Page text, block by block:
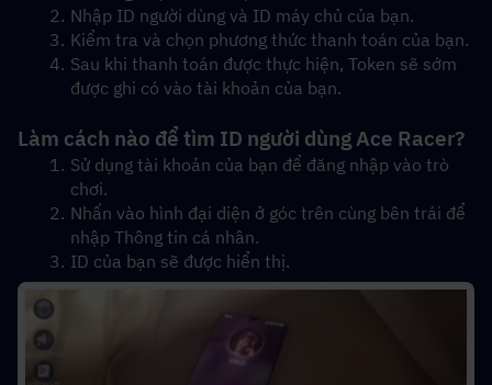
Nhập ID người dùng và ID máy chủ của bạn.
Kiểm tra và chọn phương thức thanh toán của bạn.
Sau khi thanh toán được thực hiện, Token sẽ sớm
được ghi có vào tài khoản của bạn.
Làm cách nào để tìm ID người dùng Ace Racer?
Sử dụng tài khoản của bạn để đăng nhập vào trò
chơi.
Nhấn vào hình đại diện ở góc trên cùng bên trái để
nhập Thông tin cá nhân.
ID của bạn sẽ được hiển thị.